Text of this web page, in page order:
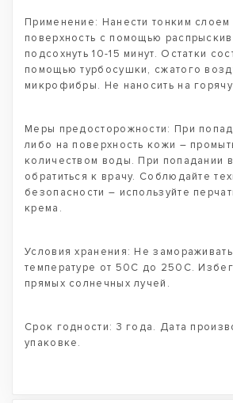
Применение: Нанести тонким слоем
поверхность с помощью
подсохнуть 10-15 минут. Остатки
помощью турбосушки, сжатого
микрофибры. Не наносить на
Меры предосторожности: При
либо на поверхность кожи –
количеством воды. При попадании
обратиться к врачу. Соблюдайте
безопасности – используйте
крема.
Условия хранения: Не
температуре от 50С до 250С.
прямых солнечных лучей.
Срок годности: 3 года. Дата
упаковке.